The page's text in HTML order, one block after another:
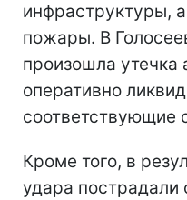
инфраструктуры,
пожары. В
произошла утечка
оперативно
соответствующие
Кроме того, в
удара пострадали